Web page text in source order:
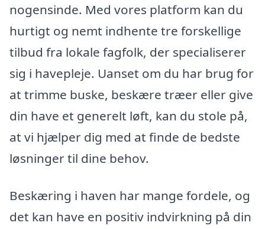
nogensinde. Med vores platform kan du
hurtigt og nemt indhente tre forskellige
tilbud fra lokale fagfolk, der specialiserer
sig i havepleje. Uanset om du har brug for
at trimme buske, beskære træer eller give
din have et generelt løft, kan du stole på,
at vi hjælper dig med at finde de bedste
løsninger til dine behov.
Beskæring i haven har mange fordele, og
det kan have en positiv indvirkning på din